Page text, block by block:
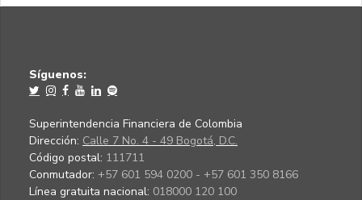
Síguenos:
Superintendencia Financiera de Colombia
Dirección: Calle 7 No. 4 - 49 Bogotá, D.C.
Código postal: 111711
Conmutador: +57 601 594 0200 - +57 601 350 8166
Línea gratuita nacional: 018000 120 100